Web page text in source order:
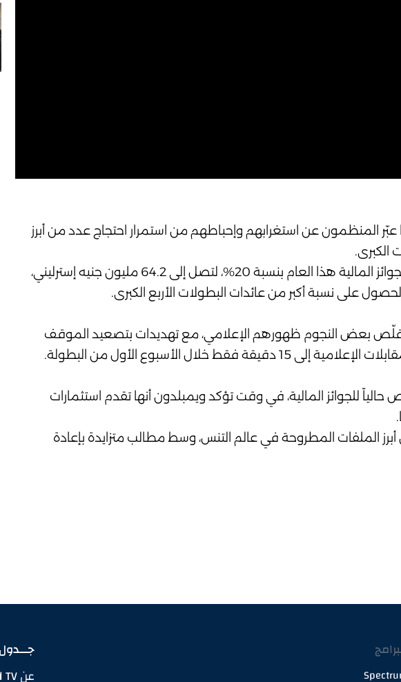
عبّر المنظمون عن استغرابهم وإحباطهم من استمرار احتجاج عدد من أبرز
الكبرى.
وكان نادي عموم إنجلترا قد أعلن عن زيادة قياسية في قيمة الجوائز المالية هذا العام بنسبة 20%، لتصل إلى 64.2 مليون جنيه إسترليني،
على نسبة أكبر من عائدات البطولات الأربع الكبرى.
قلّص بعض النجوم ظهورهم الإعلامي، مع تهديدات بتصعيد الموقف
الأسبوع الأول من البطولة.
البطولة التي تُخصص حالياً للجوائز المالية، في وقت تؤكد ويمبلدون أنها تقدم استثمارات
الملفات المطروحة في عالم التنس، وسط مطالب متزايدة بإعادة
عن Red TV